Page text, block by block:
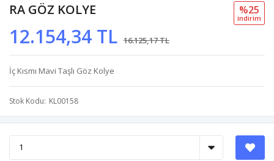
RA GÖZ KOLYE
12.154,34 TL 16.125,17 TL
%25
i̇ndi̇ri̇m
İç Kısmı Mavi Taşlı Göz Kolye
Stok Kodu KL00158